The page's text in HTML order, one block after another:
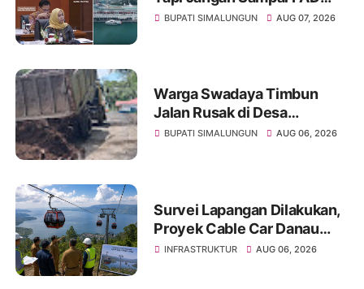
Simalungun yang Jadi
BUPATI SIMALUNGUN AUG 07, 2026
Warga Swadaya Timbun
Jalan Rusak di Desa
Sibangun Mariah, Harapkan
BUPATI SIMALUNGUN AUG 06, 2026
Survei Lapangan Dilakukan,
Proyek Cable Car Danau
Toba Masih Terkendala
INFRASTRUKTUR AUG 06, 2026